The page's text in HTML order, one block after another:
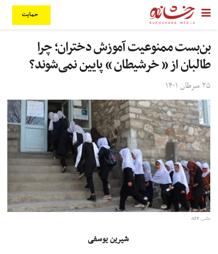
حمایت
بن‌بست ممنوعیت آموزش دختران؛ چرا
طالبان از « خرشیطان » پایین نمی‌شوند؟
۲۵ سرطان ۱۴۰۱
عکس: AFP
شیرین یوسفی